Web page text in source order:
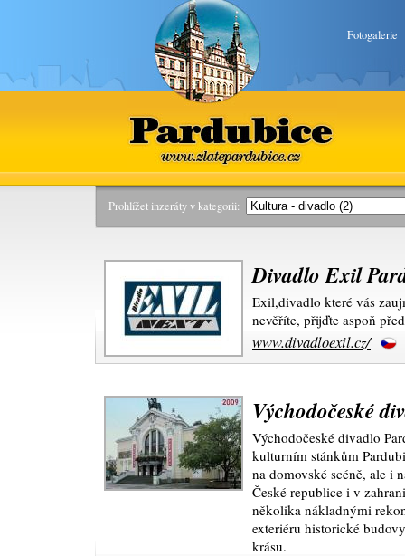
Fotogalerie
Pardubice
www.zlatepardubice.cz
Prohlížet inzeráty v kategorii:
Divadlo Exil
Exil,divadlo které vás
nevěříte, přijďte aspoň
www.divadloexil.cz/
Východočeské
Východočeské divadlo
kulturním stánkům
na domovské scéně, ale i
České republice i v
několika nákladnými
exteriéru historické
krásu.